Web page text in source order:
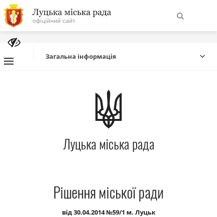
На
головну
Про місто
Міська влада
Міська рада
Публічна інформація
Загальна інформація
Луцька міська рада
Рішення міської ради
від 30.04.2014 №59/1 м. Луцьк